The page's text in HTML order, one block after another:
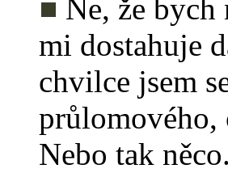
Ne, že bych
mi dostahuje
chvilce jsem
průlomového,
Nebo tak něco.